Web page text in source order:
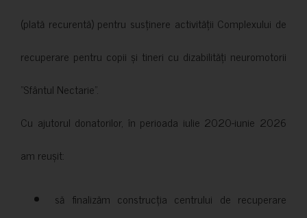
(plată recurentă) pentru susținere activității Complexului de
recuperare pentru copii și tineri cu dizabilități neuromotorii
”Sfântul Nectarie”.
Cu ajutorul donatorilor, în perioada iulie 2020-iunie 2026
am reușit:
să finalizăm construcția centrului de recuperare